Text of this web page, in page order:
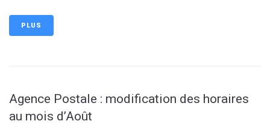
PLUS
Agence Postale : modification des horaires
au mois d’Août